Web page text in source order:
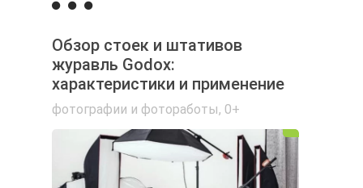
Обзор стоек и штативов
журавль Godox:
характеристики и применение
фотографии и фотоработы, 0+